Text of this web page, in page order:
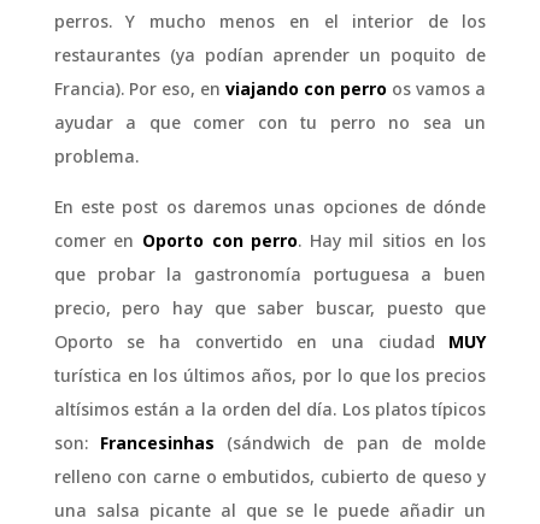
perros. Y mucho menos en el interior de los
restaurantes (ya podían aprender un poquito de
Francia). Por eso, en viajando con perro os vamos a
ayudar a que comer con tu perro no sea un
problema.
En este post os daremos unas opciones de dónde
comer en Oporto con perro. Hay mil sitios en los
que probar la gastronomía portuguesa a buen
precio, pero hay que saber buscar, puesto que
Oporto se ha convertido en una ciudad MUY
turística en los últimos años, por lo que los precios
altísimos están a la orden del día. Los platos típicos
son: Francesinhas (sándwich de pan de molde
relleno con carne o embutidos, cubierto de queso y
una salsa picante al que se le puede añadir un